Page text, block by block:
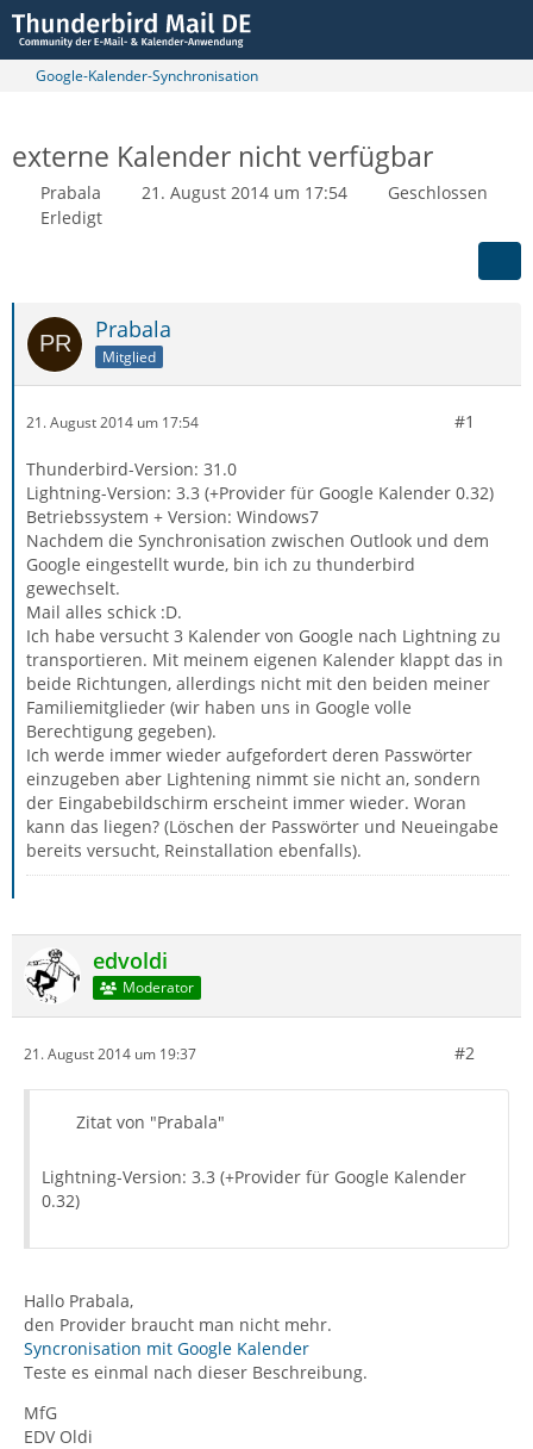
Google-Kalender-Synchronisation
externe Kalender nicht verfügbar
Prabala 21. August 2014 um 17:54
Geschlossen
Erledigt
Prabala
Mitglied
21. August 2014 um 17:54 #1
Thunderbird-Version: 31.0
Lightning-Version: 3.3 (+Provider für Google Kalender 0.32)
Betriebssystem + Version: Windows7
Nachdem die Synchronisation zwischen Outlook und dem
Google eingestellt wurde, bin ich zu thunderbird
gewechselt.
Mail alles schick :D.
Ich habe versucht 3 Kalender von Google nach Lightning zu
transportieren. Mit meinem eigenen Kalender klappt das in
beide Richtungen, allerdings nicht mit den beiden meiner
Familiemitglieder (wir haben uns in Google volle
Berechtigung gegeben).
Ich werde immer wieder aufgefordert deren Passwörter
einzugeben aber Lightening nimmt sie nicht an, sondern
der Eingabebildschirm erscheint immer wieder. Woran
kann das liegen? (Löschen der Passwörter und Neueingabe
bereits versucht, Reinstallation ebenfalls).
edvoldi
Moderator
21. August 2014 um 19:37 #2
Zitat von "Prabala"
Lightning-Version: 3.3 (+Provider für Google Kalender
0.32)
Hallo Prabala,
den Provider braucht man nicht mehr.
Syncronisation mit Google Kalender
Teste es einmal nach dieser Beschreibung.
MfG
EDV Oldi